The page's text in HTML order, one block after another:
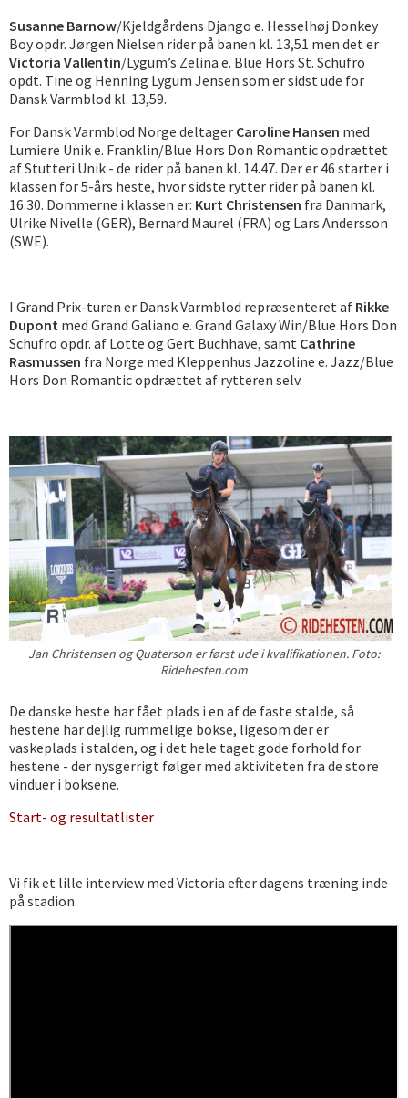
Susanne Barnow/Kjeldgårdens Django e. Hesselhøj Donkey
Boy opdr. Jørgen Nielsen rider på banen kl. 13,51 men det er
Victoria Vallentin/Lygum’s Zelina e. Blue Hors St. Schufro
opdt. Tine og Henning Lygum Jensen som er sidst ude for
Dansk Varmblod kl. 13,59.
For Dansk Varmblod Norge deltager Caroline Hansen med
Lumiere Unik e. Franklin/Blue Hors Don Romantic opdrættet
af Stutteri Unik - de rider på banen kl. 14.47. Der er 46 starter i
klassen for 5-års heste, hvor sidste rytter rider på banen kl.
16.30. Dommerne i klassen er: Kurt Christensen fra Danmark,
Ulrike Nivelle (GER), Bernard Maurel (FRA) og Lars Andersson
(SWE).
I Grand Prix-turen er Dansk Varmblod repræsenteret af Rikke
Dupont med Grand Galiano e. Grand Galaxy Win/Blue Hors Don
Schufro opdr. af Lotte og Gert Buchhave, samt Cathrine
Rasmussen fra Norge med Kleppenhus Jazzoline e. Jazz/Blue
Hors Don Romantic opdrættet af rytteren selv.
Jan Christensen og Quaterson er først ude i kvalifikationen. Foto:
Ridehesten.com
De danske heste har fået plads i en af de faste stalde, så
hestene har dejlig rummelige bokse, ligesom der er
vaskeplads i stalden, og i det hele taget gode forhold for
hestene - der nysgerrigt følger med aktiviteten fra de store
vinduer i boksene.
Start- og resultatlister
Vi fik et lille interview med Victoria efter dagens træning inde
på stadion.